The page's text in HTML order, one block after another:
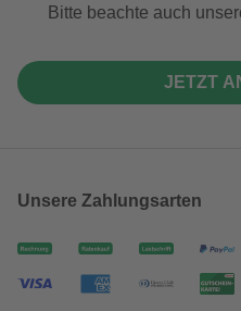
Bitte beachte auch
JETZT
Unsere Zahlungsarten